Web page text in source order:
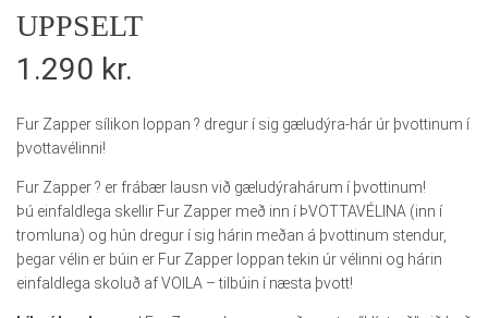
UPPSELT
1.290 kr.
Fur Zapper sílikon loppan ? dregur í sig gæludýra-hár úr þvottinum í
þvottavélinni!
Fur Zapper ? er frábær lausn við gæludýrahárum í þvottinum!
Þú einfaldlega skellir Fur Zapper með inn í ÞVOTTAVÉLINA (inn í
tromluna) og hún dregur í sig hárin meðan á þvottinum stendur,
þegar vélin er búin er Fur Zapper loppan tekin úr vélinni og hárin
einfaldlega skoluð af VOILA – tilbúin í næsta þvott!